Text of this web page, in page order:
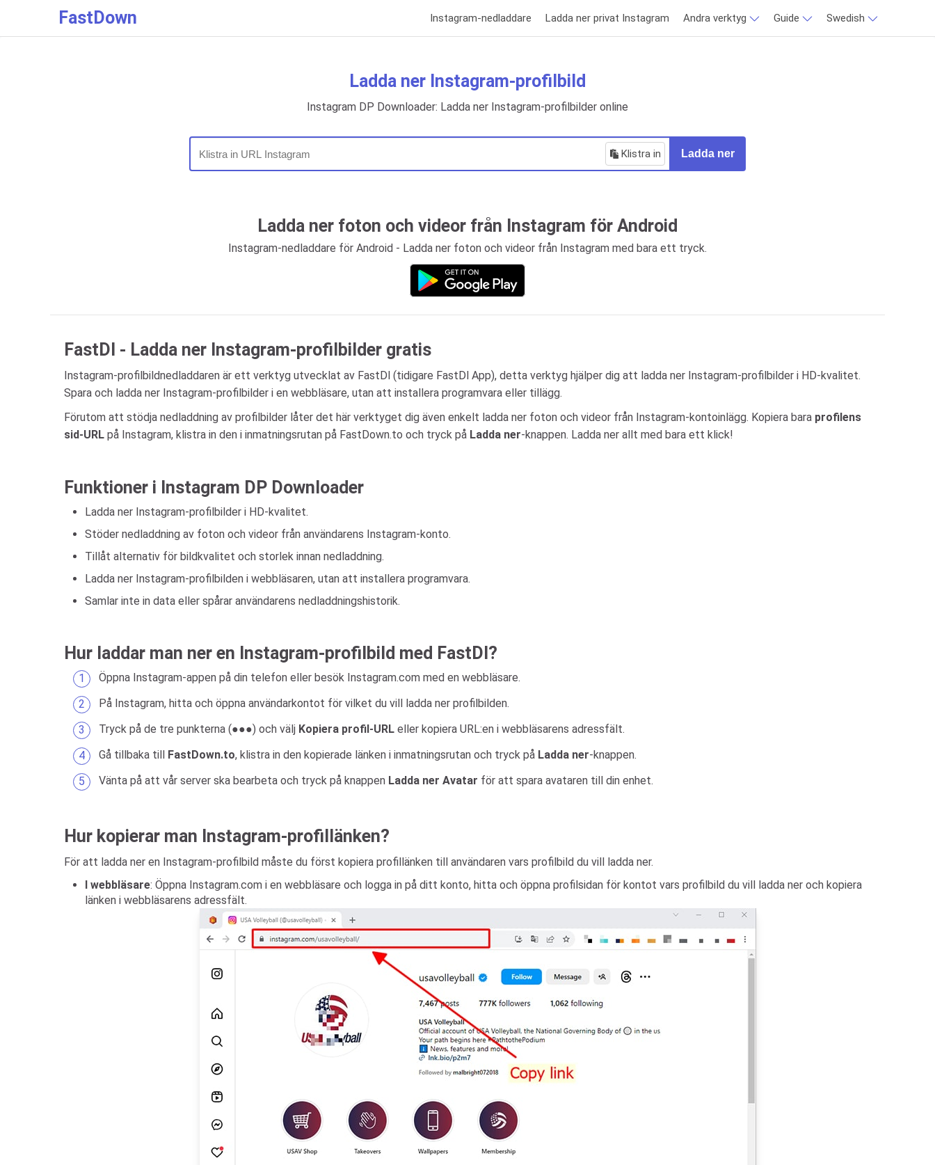
FastDown Instagram-nedladdare Ladda ner privat Instagram Andra verktyg Guide Swedish
Ladda ner Instagram-profilbild
Instagram DP Downloader: Ladda ner Instagram-profilbilder online
Klistra in Ladda ner
Ladda ner foton och videor från Instagram för Android
Instagram-nedladdare för Android - Ladda ner foton och videor från Instagram med bara ett tryck.
FastDl - Ladda ner Instagram-profilbilder gratis
Instagram-profilbildnedladdaren är ett verktyg utvecklat av FastDl (tidigare FastDl App), detta verktyg hjälper dig att ladda ner Instagram-profilbilder i HD-kvalitet.
Spara och ladda ner Instagram-profilbilder i en webbläsare, utan att installera programvara eller tillägg.
Förutom att stödja nedladdning av profilbilder låter det här verktyget dig även enkelt ladda ner foton och videor från Instagram-kontoinlägg. Kopiera bara profilens
sid-URL på Instagram, klistra in den i inmatningsrutan på FastDown.to och tryck på Ladda ner-knappen. Ladda ner allt med bara ett klick!
Funktioner i Instagram DP Downloader
Ladda ner Instagram-profilbilder i HD-kvalitet.
Stöder nedladdning av foton och videor från användarens Instagram-konto.
Tillåt alternativ för bildkvalitet och storlek innan nedladdning.
Ladda ner Instagram-profilbilden i webbläsaren, utan att installera programvara.
Samlar inte in data eller spårar användarens nedladdningshistorik.
Hur laddar man ner en Instagram-profilbild med FastDl?
Öppna Instagram-appen på din telefon eller besök Instagram.com med en webbläsare.
På Instagram, hitta och öppna användarkontot för vilket du vill ladda ner profilbilden.
Tryck på de tre punkterna (●●●) och välj Kopiera profil-URL eller kopiera URL:en i webbläsarens adressfält.
Gå tillbaka till FastDown.to, klistra in den kopierade länken i inmatningsrutan och tryck på Ladda ner-knappen.
Vänta på att vår server ska bearbeta och tryck på knappen Ladda ner Avatar för att spara avataren till din enhet.
Hur kopierar man Instagram-profillänken?
För att ladda ner en Instagram-profilbild måste du först kopiera profillänken till användaren vars profilbild du vill ladda ner.
I webbläsare: Öppna Instagram.com i en webbläsare och logga in på ditt konto, hitta och öppna profilsidan för kontot vars profilbild du vill ladda ner och kopiera
länken i webbläsarens adressfält.